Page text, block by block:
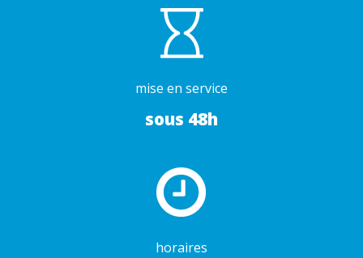
mise en service
sous 48h
horaires